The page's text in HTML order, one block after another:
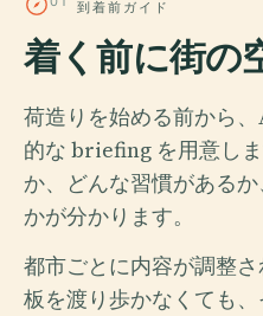
到着前ガイド
着く前に街の
荷造りを始める前から
的な briefing を用意し
か、どんな習慣がある
かが分かります。
都市ごとに内容が調整
板を渡り歩かなくても